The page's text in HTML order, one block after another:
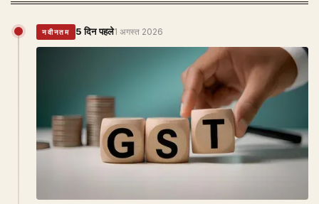
नवीनतम 5 दिन पहले1 अगस्त 2026